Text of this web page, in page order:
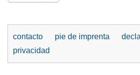
contacto pie de imprenta
privacidad